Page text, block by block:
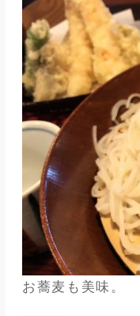
お蕎麦も美味。